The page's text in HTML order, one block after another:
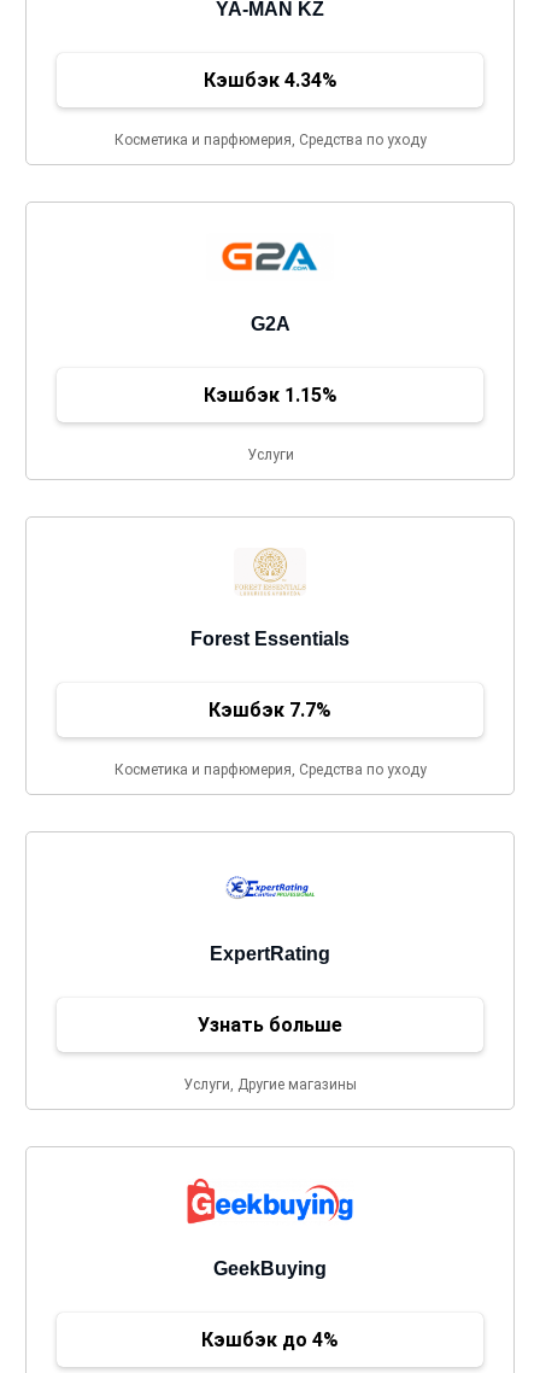
YA-MAN KZ
Кэшбэк 4.34%
Косметика и парфюмерия, Средства по уходу
G2A
Кэшбэк 1.15%
Услуги
Forest Essentials
Кэшбэк 7.7%
Косметика и парфюмерия, Средства по уходу
ExpertRating
Узнать больше
Услуги, Другие магазины
GeekBuying
Кэшбэк до 4%